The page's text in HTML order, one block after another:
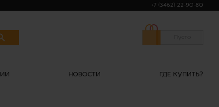
+7 (3462) 22-90-80
НОВОСТИ ГДЕ КУПИТЬ?